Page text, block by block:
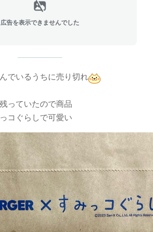
広告を表示できませんでした
でいるうちに売り切れ
っていたので商品
コぐらしで可愛い